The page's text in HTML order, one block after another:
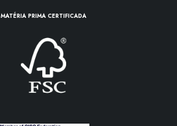
MATÉRIA PRIMA CERTIFICADA